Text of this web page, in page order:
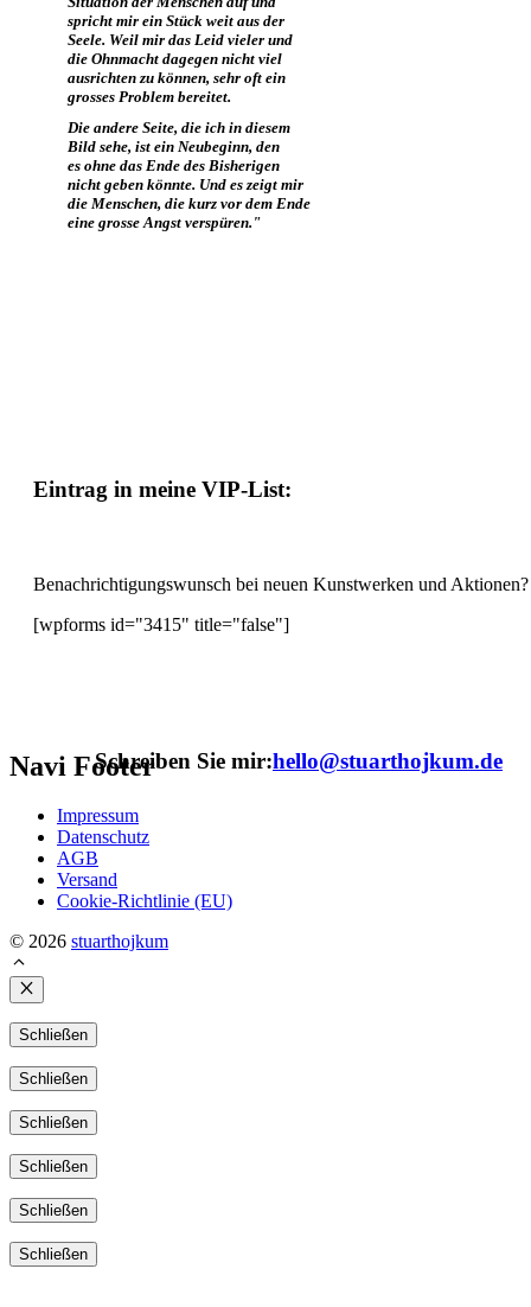
spricht mir ein Stück weit aus der
Seele. Weil mir das Leid vieler und
die Ohnmacht dagegen nicht viel
ausrichten zu können, sehr oft ein
grosses Problem bereitet.
Die andere Seite, die ich in diesem
Bild sehe, ist ein Neubeginn, den
es ohne das Ende des Bisherigen
nicht geben könnte. Und es zeigt mir
die Menschen, die kurz vor dem Ende
eine grosse Angst verspüren."
Eintrag in meine VIP-List:
Benachrichtigungswunsch bei neuen Kunstwerken und Aktionen?
[wpforms id="3415" title="false"]
Schreiben Sie mir:hello@stuarthojkum.de
Navi Footer
Impressum
Datenschutz
AGB
Versand
Cookie-Richtlinie (EU)
© 2026 stuarthojkum
Schließen
Schließen
Schließen
Schließen
Schließen
Schließen
Schließen